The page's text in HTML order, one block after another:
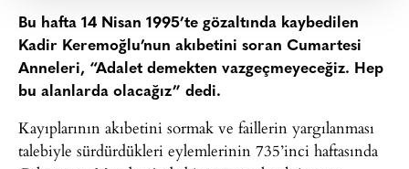
Bu hafta 14 Nisan 1995’te gözaltında kaybedilen
Kadir Keremoğlu’nun akıbetini soran Cumartesi
Anneleri, “Adalet demekten vazgeçmeyeceğiz. Hep
bu alanlarda olacağız” dedi.
Kayıplarının akıbetini sormak ve faillerin yargılanması
talebiyle sürdürdükleri eylemlerinin 735’inci haftasında